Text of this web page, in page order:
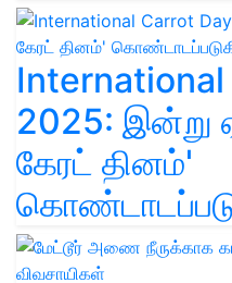
2025: இன்று
கேரட் தினம்'